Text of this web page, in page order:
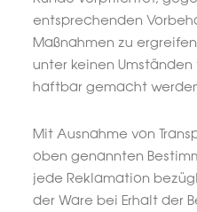
entsprechenden
Maßnahmen zu
unter keinen
haftbar gemacht
Mit Ausnahme von
oben genannten
jede Reklamation
der Ware bei Erhalt der